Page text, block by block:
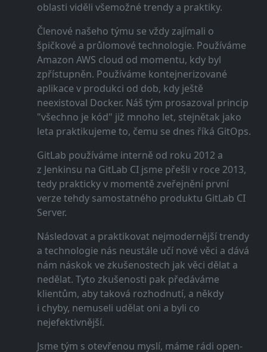
oblasti viděli všemožné trendy a praktiky.
Členové našeho týmu se vždy zajímali o
špičkové a průlomové technologie. Používáme
Amazon AWS cloud od momentu, kdy byl
zpřístupněn. Používáme kontejnerizované
aplikace v produkci od dob, kdy ještě
neexistoval Docker. Náš tým prosazoval princip
"všechno je kód" již mnoho let, stejnětak jako
leta praktikujeme to, čemu se dnes říká GitOps.
GitLab používáme interně od roku 2012 a
z Jenkinsu na GitLab CI jsme přešli v roce 2013,
tedy prakticky v momentě zveřejnění první
verze tehdy samostatného produktu GitLab CI
Server.
Následovat a praktikovat nejmodernější trendy
a technologie nás neustále učí nové věci a dává
nám náskok ve zkušenostech jak věci dělat a
nedělat. Tyto zkušenosti pak předáváme
klientům, aby taková rozhodnutí, a někdy
i chyby, nemuseli udělat oni a byli co
nejefektivnější.
Jsme tým s otevřenou myslí, máme rádi open-